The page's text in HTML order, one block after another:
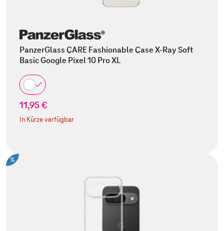
PanzerGlass CARE Fashionable Case X-Ray Soft
Basic Google Pixel 10 Pro XL
11,95 €
In Kürze verfügbar
%